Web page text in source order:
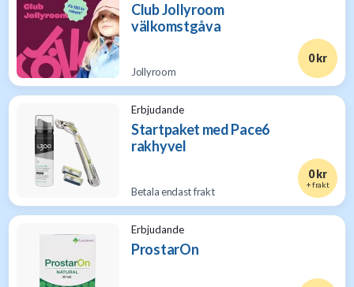
Club Jollyroom
välkomstgåva
Jollyroom
0 kr
Erbjudande
Startpaket med Pace6
rakhyvel
Betala endast frakt
0 kr
+ frakt
Erbjudande
ProstarOn